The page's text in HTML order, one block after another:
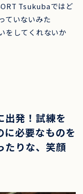
て Tsukubaではど
ていないみた
をしてくれないか
出発！試練を
に必要なものを
たりな、笑顔